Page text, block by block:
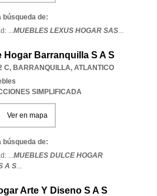
búsqueda de:
...MUEBLES LEXUS HOGAR SAS...
Hogar Barranquilla S A S
C, BARRANQUILLA, ATLANTICO
SIMPLIFICADA
Ver en mapa
búsqueda de:
...MUEBLES DULCE HOGAR
A S...
Arte Y Diseno S A S